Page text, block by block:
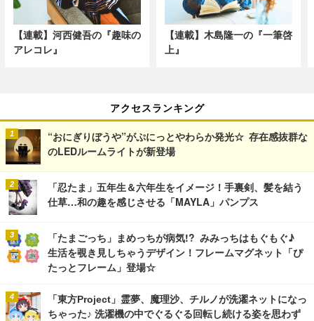
【連載】河西健吾の『趣味の
アレコレ』
【連載】木島隆一の『一筆啓
上』
アクセスランキング
“おにぎりぼうや”がぷにっとやわらか発光☆ 存在感抜群な
のLEDルームライトが新登場
「忍たま」五年生＆六年生をイメージ！手裏剣、髪を結う
仕草…和の趣を感じさせる「MAYLA」パンプス
「たまごっち」まめっちが病気!? みみっちはもぐもぐ♪
生活を覗き見しちゃうデザイン！フレームマグネット「ぴ
たっとフレーム」登場☆
「東方Project」霊夢、魔理沙、チルノが洗濯ネットになっ
ちゃった♪ 洗濯機の中でぐるぐる回転し続ける姿を思わず